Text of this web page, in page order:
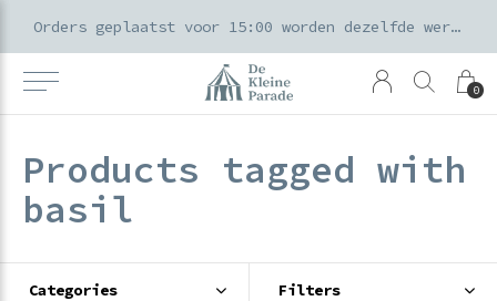
0
Orders geplaatst voor 15:00 worden dezelfde werkdag verzonden
Products tagged with
basil
Categories Filters